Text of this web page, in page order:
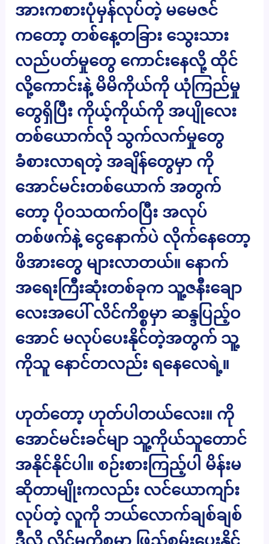
အားကစားပုံမှန်လုပ်တဲ့ မမေဇင်
ကတော့ တစ်နေ့တခြား သွေးသား
လည်ပတ်မှုတွေ ကောင်းနေလို့ ထိုင်
လို့ကောင်းနဲ့ မိမိကိုယ်ကို ယုံကြည်မှု
တွေရှိပြီး ကိုယ့်ကိုယ်ကို အပျိုလေး
တစ်ယောက်လို သွက်လက်မှုတွေ
ခံစားလာရတဲ့ အချိန်တွေမှာ ကို
အောင်မင်းတစ်ယောက် အတွက်
တော့ ပိုဝသထက်ဝပြီး အလုပ်
တစ်ဖက်နဲ့ ငွေနောက်ပဲ လိုက်နေတော့
ဖိအားတွေ များလာတယ်။ နောက်
အရေးကြီးဆုံးတစ်ခုက သူ့ဇနီးချော
လေးအပေါ် လိင်ကိစ္စမှာ ဆန္ဒပြည့်ဝ
အောင် မလုပ်ပေးနိုင်တဲ့အတွက် သူ့
ကိုသူ နောင်တလည်း ရနေလေရဲ့။
ဟုတ်တော့ ဟုတ်ပါတယ်လေး။ ကို
အောင်မင်းခင်မျာ သူ့ကိုယ်သူတောင်
အနိုင်နိုင်ပါ။ စဉ်းစားကြည့်ပါ မိန်းမ
ဆိုတာမျိုးကလည်း လင်ယောကျာ်း
လုပ်တဲ့ လူကို ဘယ်လောက်ချစ်ချစ်
ဒီလို လိင်မှုကိစ္စမှာ ဖြည့်စွမ်းပေးနိုင်